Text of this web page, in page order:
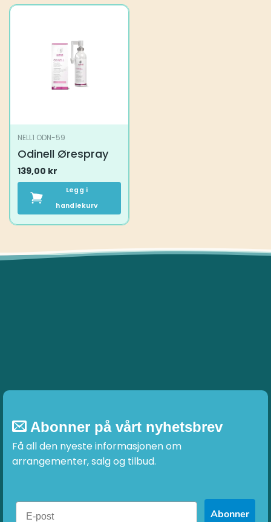
NELL1 ODN-59
Odinell Ørespray
139,00 kr
Legg i
handlekurv
Abonner på vårt nyhetsbrev
Få all den nyeste informasjonen om
arrangementer, salg og tilbud.
Abonner